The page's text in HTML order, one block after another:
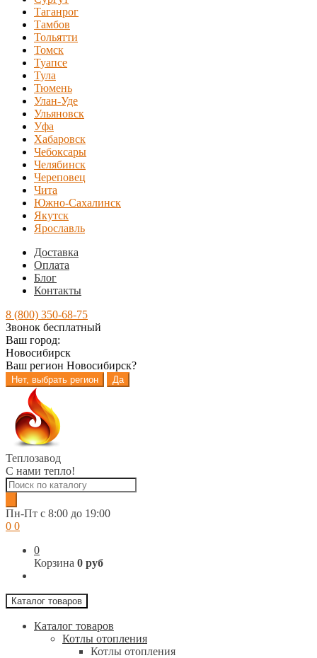
Таганрог
Тамбов
Тольятти
Томск
Туапсе
Тула
Тюмень
Улан-Уде
Ульяновск
Уфа
Хабаровск
Чебоксары
Челябинск
Череповец
Чита
Южно-Сахалинск
Якутск
Ярославль
Доставка
Оплата
Блог
Контакты
8 (800) 350-68-75
Звонок бесплатный
Ваш город:
Новосибирск
Ваш регион Новосибирск?
Нет, выбрать регион Да
Перейти
навигации
Перейти
содержимому
Теплозавод
С нами тепло!
Поиск
товаров
Пн-Пт c 8:00 до 19:00
0 0
0
Корзина 0 руб
Каталог товаров
Каталог товаров
Котлы отопления
Котлы отопления